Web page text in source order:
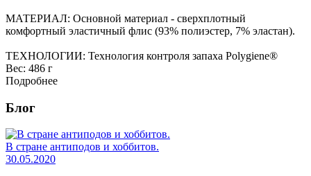
МАТЕРИАЛ: Основной материал - сверхплотный
комфортный эластичный флис (93% полиэстер, 7% эластан).
ТЕХНОЛОГИИ: Технология контроля запаха Polygiene®
Вес: 486 г
Подробнее
Блог
В стране антиподов и хоббитов.
30.05.2020